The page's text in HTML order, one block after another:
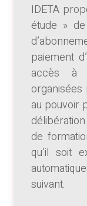
IDETA
étude » de
paiement
accès à
organisées
au pouvoir
de
qu’il soit
suivant.